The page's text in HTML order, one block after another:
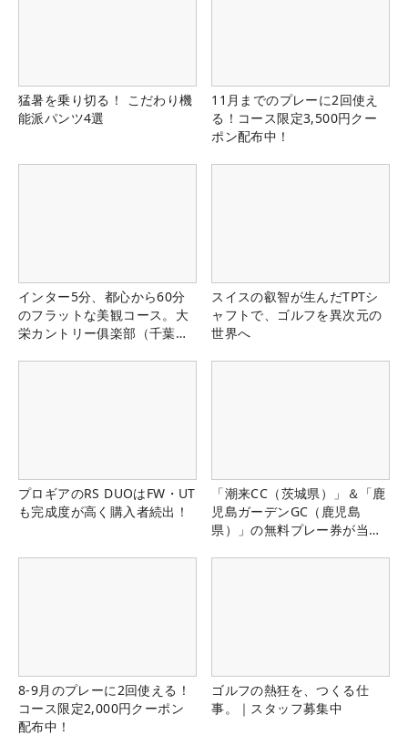
猛暑を乗り切る！ こだわり機
能派パンツ4選
11月までのプレーに2回使え
る！コース限定3,500円クー
ポン配布中！
インター5分、都心から60分
のフラットな美観コース。大
栄カントリー俱楽部（千葉
スイスの叡智が生んだTPTシ
ャフトで、ゴルフを異次元の
世界へ
プロギアのRS DUOはFW・UT
も完成度が高く購入者続出！
「潮来CC（茨城県）」＆「鹿
児島ガーデンGC（鹿児島
県）」の無料プレー券が当た
8-9月のプレーに2回使える！
コース限定2,000円クーポン
配布中！
ゴルフの熱狂を、つくる仕
事。｜スタッフ募集中